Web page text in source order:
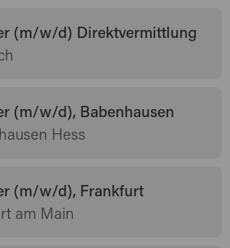
(m/w/d) Direktvermittlung
(m/w/d), Babenhausen
Hess
(m/w/d), Frankfurt
am Main